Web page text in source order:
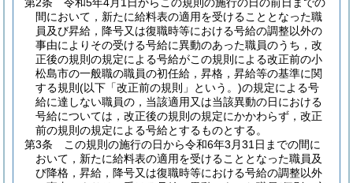
間において，新たに給料表の適用を受けることとなった職
員及び昇給，降号又は復職時等における号給の調整以外の
事由によりその受ける号給に異動のあった職員のうち，改
正後の規則の規定による号給がこの規則による改正前の小
松島市の一般職の職員の初任給，昇格，昇給等の基準に関
する規則 (以下「改正前の規則」という。)の規定による号
給に達しない職員の，当該適用又は当該異動の日における
号給については，改正後の規則の規定にかかわらず，改正
前の規則の規定による号給とするものとする。
第3条
この規則の施行の日から令和6年3月31日までの間に
おいて，新たに給料表の適用を受けることとなった職員及
び降格，昇給，降号又は復職時等における号給の調整以外